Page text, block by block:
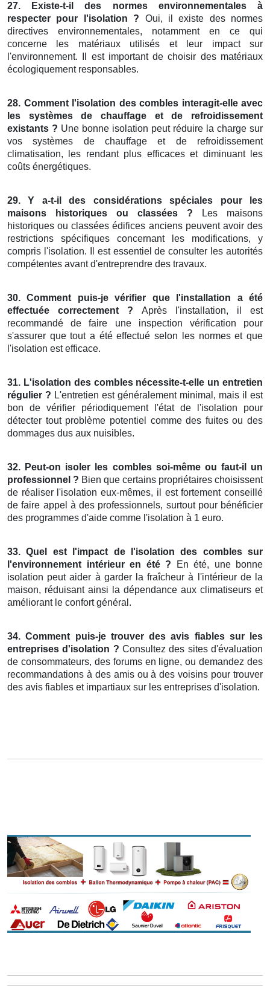
27. Existe-t-il des normes environnementales à
respecter pour l'isolation ? Oui, il existe des normes
directives environnementales, notamment en ce qui
concerne les matériaux utilisés et leur impact sur
l'environnement. Il est important de choisir des matériaux
écologiquement responsables.
28. Comment l'isolation des combles interagit-elle avec
les systèmes de chauffage et de refroidissement
existants ? Une bonne isolation peut réduire la charge sur
vos systèmes de chauffage et de refroidissement
climatisation, les rendant plus efficaces et diminuant les
coûts énergétiques.
29. Y a-t-il des considérations spéciales pour les
maisons historiques ou classées ? Les maisons
historiques ou classées édifices anciens peuvent avoir des
restrictions spécifiques concernant les modifications, y
compris l'isolation. Il est essentiel de consulter les autorités
compétentes avant d'entreprendre des travaux.
30. Comment puis-je vérifier que l'installation a été
effectuée correctement ? Après l'installation, il est
recommandé de faire une inspection vérification pour
s'assurer que tout a été effectué selon les normes et que
l'isolation est efficace.
31. L'isolation des combles nécessite-t-elle un entretien
régulier ? L'entretien est généralement minimal, mais il est
bon de vérifier périodiquement l'état de l'isolation pour
détecter tout problème potentiel comme des fuites ou des
dommages dus aux nuisibles.
32. Peut-on isoler les combles soi-même ou faut-il un
professionnel ? Bien que certains propriétaires choisissent
de réaliser l'isolation eux-mêmes, il est fortement conseillé
de faire appel à des professionnels, surtout pour bénéficier
des programmes d'aide comme l'isolation à 1 euro.
33. Quel est l'impact de l'isolation des combles sur
l'environnement intérieur en été ? En été, une bonne
isolation peut aider à garder la fraîcheur à l'intérieur de la
maison, réduisant ainsi la dépendance aux climatiseurs et
améliorant le confort général.
34. Comment puis-je trouver des avis fiables sur les
entreprises d'isolation ? Consultez des sites d'évaluation
de consommateurs, des forums en ligne, ou demandez des
recommandations à des amis ou à des voisins pour trouver
des avis fiables et impartiaux sur les entreprises d'isolation.